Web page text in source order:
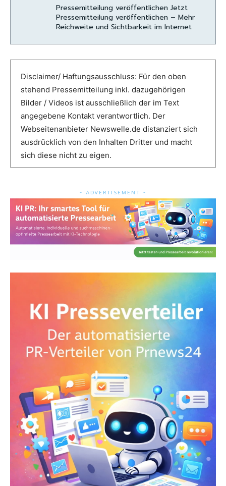
Pressemitteilung veröffentlichen Jetzt
Pressemitteilung veröffentlichen – Mehr
Reichweite und Sichtbarkeit im Internet
Disclaimer/ Haftungsausschluss: Für den oben
stehend Pressemitteilung inkl. dazugehörigen
Bilder / Videos ist ausschließlich der im Text
angegebene Kontakt verantwortlich. Der
Webseitenanbieter Newswelle.de distanziert sich
ausdrücklich von den Inhalten Dritter und macht
sich diese nicht zu eigen.
- ADVERTISEMENT -